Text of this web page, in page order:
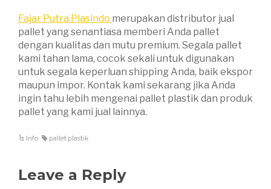
Fajar Putra Plasindo merupakan distributor jual
pallet yang senantiasa memberi Anda pallet
dengan kualitas dan mutu premium. Segala pallet
kami tahan lama, cocok sekali untuk digunakan
untuk segala keperluan shipping Anda, baik ekspor
maupun impor. Kontak kami sekarang jika Anda
ingin tahu lebih mengenai pallet plastik dan produk
pallet yang kami jual lainnya.
Info pallet plastik
Leave a Reply